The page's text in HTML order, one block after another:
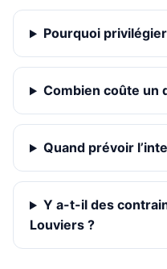
Pourquoi
Combien coûte un
Quand prévoir
Y a-t-il des
Louviers ?